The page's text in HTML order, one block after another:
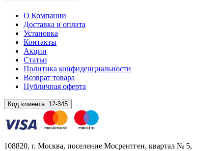
О Компании
Доставка и оплата
Установка
Контакты
Акции
Статьи
Политика конфиденциальности
Возврат товара
Публичная оферта
Код клиента: 12-345
108820, г. Москва, поселение Мосрентген, квартал № 5,